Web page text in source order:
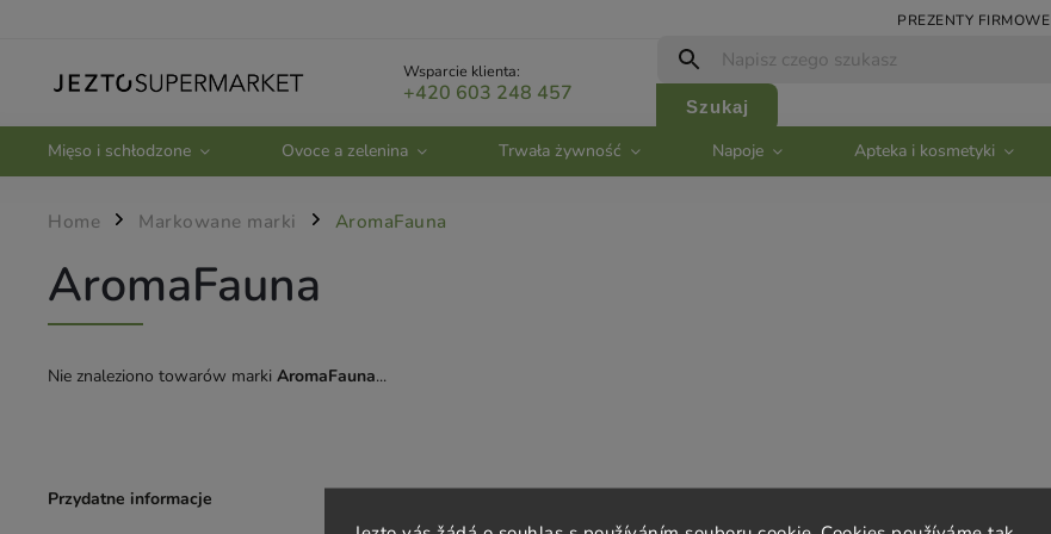
PREZENTY FIRMOWE
Wsparcie klienta:
+420 603 248 457
Szukaj
Mięso i schłodzone Ovoce a zelenina Trwała żywność Napoje Apteka i kosmetyki
Home / Markowane marki / AromaFauna
AromaFauna
Nie znaleziono towarów marki AromaFauna...
Przydatne informacje